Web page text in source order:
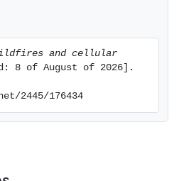
and cellular
8 of August of 2026].
2445/176434